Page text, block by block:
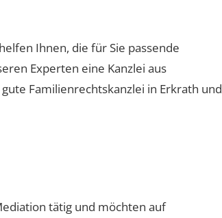
Ihnen, die für Sie passende
Experten eine Kanzlei aus
Familienrechtskanzlei in Erkrath und
tätig und möchten auf